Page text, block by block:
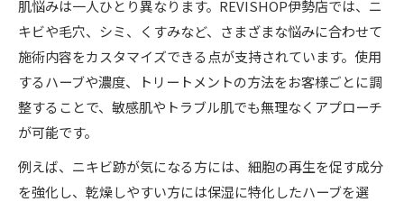
肌悩みは一人ひとり異なります。REVISHOP伊勢店では、ニ
キビや毛穴、シミ、くすみなど、さまざまな悩みに合わせて
施術内容をカスタマイズできる点が支持されています。使用
するハーブや濃度、トリートメントの方法をお客様ごとに調
整することで、敏感肌やトラブル肌でも無理なくアプローチ
が可能です。
例えば、ニキビ跡が気になる方には、細胞の再生を促す成分
を強化し、乾燥しやすい方には保湿に特化したハーブを選